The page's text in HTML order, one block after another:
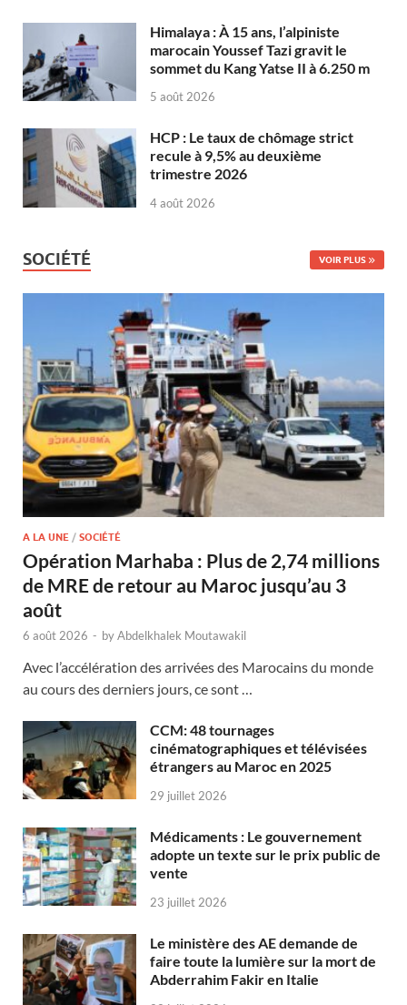
Himalaya : À 15 ans, l’alpiniste
marocain Youssef Tazi gravit le
sommet du Kang Yatse II à 6.250 m
5 août 2026
HCP : Le taux de chômage strict
recule à 9,5% au deuxième
trimestre 2026
4 août 2026
SOCIÉTÉ VOIR PLUS
A LA UNE / SOCIÉTÉ
Opération Marhaba : Plus de 2,74 millions
de MRE de retour au Maroc jusqu’au 3
août
6 août 2026 - byAbdelkhalek Moutawakil
Avec l’accélération des arrivées des Marocains du monde
au cours des derniers jours, ce sont …
CCM: 48 tournages
cinématographiques et télévisées
étrangers au Maroc en 2025
29 juillet 2026
Médicaments : Le gouvernement
adopte un texte sur le prix public de
vente
23 juillet 2026
Le ministère des AE demande de
faire toute la lumière sur la mort de
Abderrahim Fakir en Italie